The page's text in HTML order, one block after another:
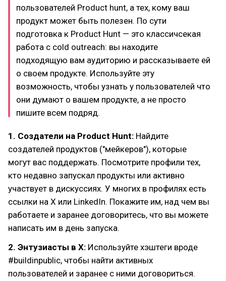
пользователей Product hunt, а тех, кому ваш
продукт может быть полезен. По сути
подготовка к Product Hunt — это классичсекая
работа с cold outreach: вы находите
подходящую вам аудиторию и рассказываете ей
о своем продукте. Используйте эту
возможность, чтобы узнать у пользователей что
они думают о вашем продукте, а не просто
пишите всем подряд.
1. Создатели на Product Hunt: Найдите
создателей продуктов ("мейкеров"), которые
могут вас поддержать. Посмотрите профили тех,
кто недавно запускал продукты или активно
участвует в дискуссиях. У многих в профилях есть
ссылки на X или LinkedIn. Покажите им, над чем вы
работаете и заранее договоритесь, что вы можете
написать им в день запуска.
2. Энтузиасты в X: Используйте хэштеги вроде
#buildinpublic, чтобы найти активных
пользователей и заранее с ними договориться.